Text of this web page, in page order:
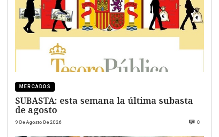
MERCADOS
SUBASTA: esta semana la última subasta
de agosto
9 De Agosto De 2026 0